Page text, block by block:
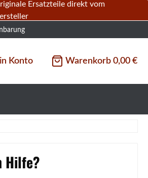
Ersatzteile direkt vom
Konto Warenkorb 0,00 €
Hilfe?